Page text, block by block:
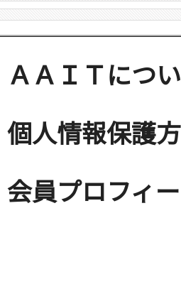
ＡＡＩＴにつ
個人情報保護
会員プロフィ